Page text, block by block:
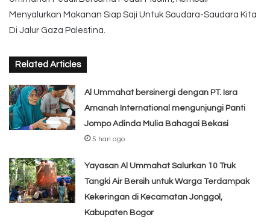
Menyalurkan Makanan Siap Saji Untuk Saudara-Saudara Kita
Di Jalur Gaza Palestina.
Related Articles
Al Ummahat bersinergi dengan PT. Isra
Amanah International mengunjungi Panti
Jompo Adinda Mulia Bahagai Bekasi
5 hari ago
Yayasan Al Ummahat Salurkan 10 Truk
Tangki Air Bersih untuk Warga Terdampak
Kekeringan di Kecamatan Jonggol,
Kabupaten Bogor